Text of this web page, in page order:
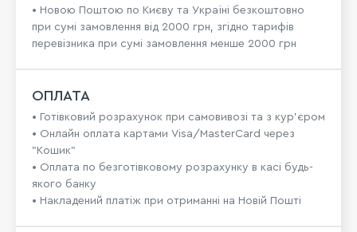
• Новою Поштою по Києву та Україні безкоштовно
при сумі замовлення від 2000 грн, згідно тарифів
перевізника при сумі замовлення менше 2000 грн
ОПЛАТА
• Готівковий розрахунок при самовивозі та з кур’єром
• Онлайн оплата картами Visa/MasterCard через
"Кошик"
• Оплата по безготівковому розрахунку в касі будь-
якого банку
• Накладений платіж при отриманні на Новій Пошті